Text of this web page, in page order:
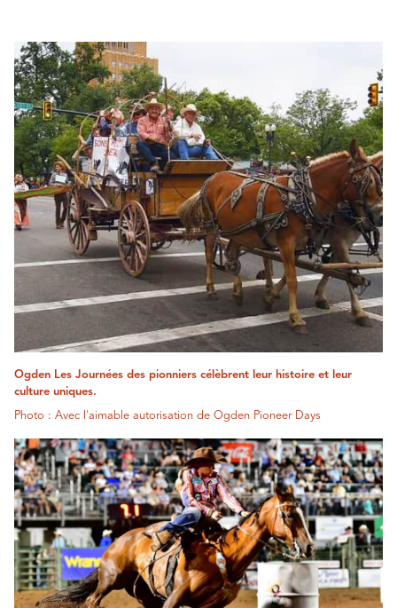
Ogden Les Journées des pionniers célèbrent leur histoire et leur
culture uniques.
Photo : Avec l'aimable autorisation de Ogden Pioneer Days